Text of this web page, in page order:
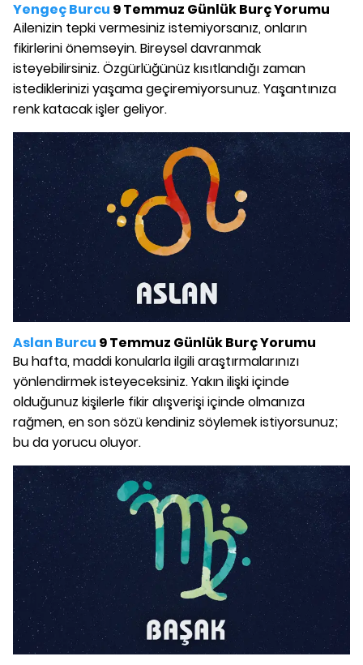
Yengeç Burcu 9 Temmuz Günlük Burç Yorumu
Ailenizin tepki vermesiniz istemiyorsanız, onların
fikirlerini önemseyin. Bireysel davranmak
isteyebilirsiniz. Özgürlüğünüz kısıtlandığı zaman
istediklerinizi yaşama geçiremiyorsunuz. Yaşantınıza
renk katacak işler geliyor.
Aslan Burcu 9 Temmuz Günlük Burç Yorumu
Bu hafta, maddi konularla ilgili araştırmalarınızı
yönlendirmek isteyeceksiniz. Yakın ilişki içinde
olduğunuz kişilerle fikir alışverişi içinde olmanıza
rağmen, en son sözü kendiniz söylemek istiyorsunuz;
bu da yorucu oluyor.